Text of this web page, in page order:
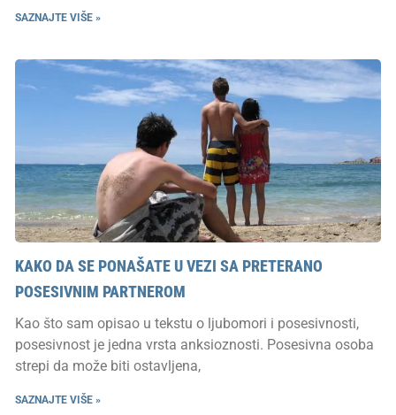
SAZNAJTE VIŠE »
KAKO DA SE PONAŠATE U VEZI SA PRETERANO
POSESIVNIM PARTNEROM
Kao što sam opisao u tekstu o ljubomori i posesivnosti,
posesivnost je jedna vrsta anksioznosti. Posesivna osoba
strepi da može biti ostavljena,
SAZNAJTE VIŠE »